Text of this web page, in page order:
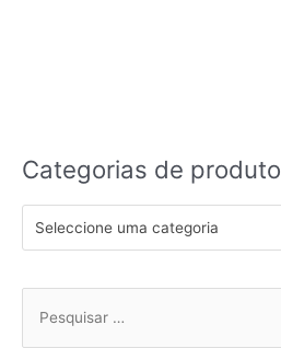
Categorias de produto
Seleccione uma categoria
Pesquisar